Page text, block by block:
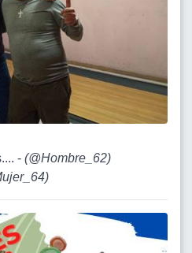
- (@Hombre_62)
)